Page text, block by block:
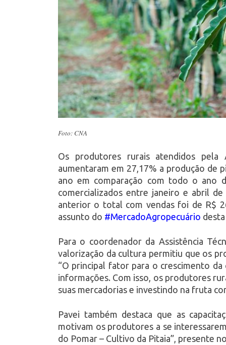
Foto: CNA
Os produtores rurais atendidos pela
aumentaram em 27,17% a produção de
ano em comparação com todo o ano
comercializados entre janeiro e abril
anterior o total com vendas foi de R$
assunto do #MercadoAgropecuário
Para o coordenador da Assistência
valorização da cultura permitiu que os
“O principal fator para o crescimento
informações. Com isso, os produtores
suas mercadorias e investindo na fruta
Pavei também destaca que as
motivam os produtores a se
do Pomar – Cultivo da Pitaia”, presente